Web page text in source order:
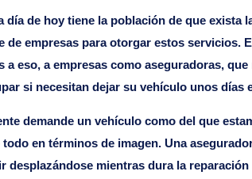
día de hoy tiene la población de que
de empresas para otorgar estos servicios.
a eso, a empresas como aseguradoras,
si necesitan dejar su vehículo unos días
demande un vehículo como del que
en términos de imagen. Una
desplazándose mientras dura la